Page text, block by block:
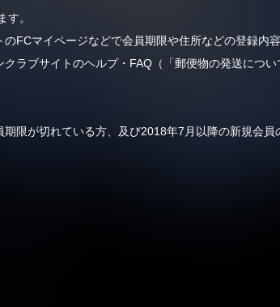
。
FCマイページなどで会員期限や住所などの登録内容
ラブサイトのヘルプ・FAQ（「郵便物の発送につ
限が切れている方、及び2018年7月以降の新規会員